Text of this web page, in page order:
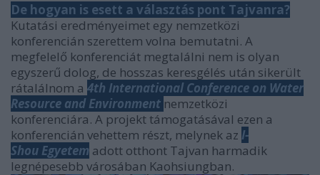
De hogyan is esett a választás pont Tajvanra?
Kutatási eredményeimet egy nemzetközi
konferencián szerettem volna bemutatni. A
megfelelő konferenciát megtalálni nem is olyan
egyszerű dolog, de hosszas keresgélés után sikerült
rátalálnom a 4th International Conference on Water
Resource and Environment nemzetközi
konferenciára. A projekt támogatásával ezen a
konferencián vehettem részt, melynek az I-
Shou Egyetem adott otthont Tajvan harmadik
legnépesebb városában Kaohsiungban.